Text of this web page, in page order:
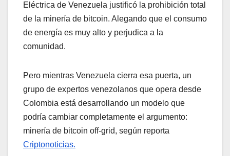
Eléctrica de Venezuela justificó la prohibición total
de la minería de bitcoin. Alegando que el consumo
de energía es muy alto y perjudica a la
comunidad.
Pero mientras Venezuela cierra esa puerta, un
grupo de expertos venezolanos que opera desde
Colombia está desarrollando un modelo que
podría cambiar completamente el argumento:
minería de bitcoin off-grid, según reporta
Criptonoticias.